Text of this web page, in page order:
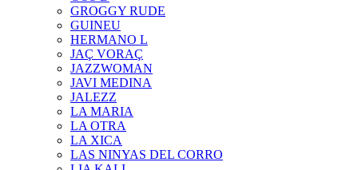
GROGGY RUDE
GUINEU
HERMANO L
JAÇ VORAÇ
JAZZWOMAN
JAVI MEDINA
JALEZZ
LA MARIA
LA OTRA
LA XICA
LAS NINYAS DEL CORRO